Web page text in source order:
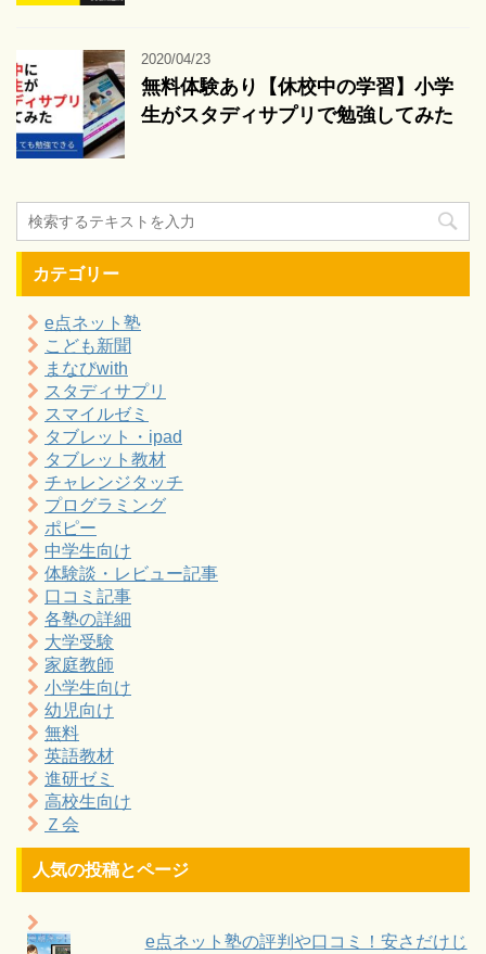
2020/04/23
無料体験あり【休校中の学習】小学
生がスタディサプリで勉強してみた
カテゴリー
e点ネット塾
こども新聞
まなびwith
スタディサプリ
スマイルゼミ
タブレット・ipad
タブレット教材
チャレンジタッチ
プログラミング
ポピー
中学生向け
体験談・レビュー記事
口コミ記事
各塾の詳細
大学受験
家庭教師
小学生向け
幼児向け
無料
英語教材
進研ゼミ
高校生向け
Ｚ会
人気の投稿とページ
e点ネット塾の評判や口コミ！安さだけじ